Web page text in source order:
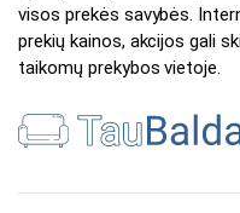
visos prekės savybės.
prekių kainos, akcijos gali
taikomų prekybos vietoje.